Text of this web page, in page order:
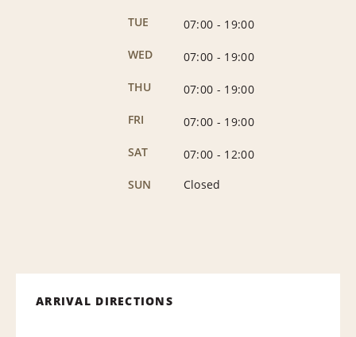
TUE
07:00 - 19:00
WED
07:00 - 19:00
THU
07:00 - 19:00
FRI
07:00 - 19:00
SAT
07:00 - 12:00
SUN
Closed
ARRIVAL DIRECTIONS